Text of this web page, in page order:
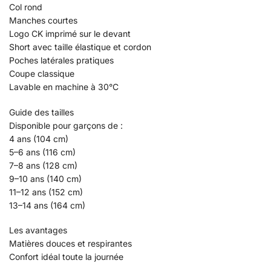
Col rond
Manches courtes
Logo CK imprimé sur le devant
Short avec taille élastique et cordon
Poches latérales pratiques
Coupe classique
Lavable en machine à 30°C
Guide des tailles
Disponible pour garçons de :
4 ans (104 cm)
5–6 ans (116 cm)
7–8 ans (128 cm)
9–10 ans (140 cm)
11–12 ans (152 cm)
13–14 ans (164 cm)
Les avantages
Matières douces et respirantes
Confort idéal toute la journée